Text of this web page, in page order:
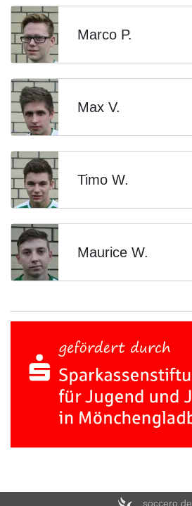
Marco P.
Max V.
Timo W.
Maurice W.
soccero.de